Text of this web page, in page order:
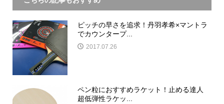
ピッチの早さを追求！丹羽孝希×マントラ
でカウンタープ...
2017.07.26
ペン粒におすすめラケット！止める達人
超低弾性ラケッ...